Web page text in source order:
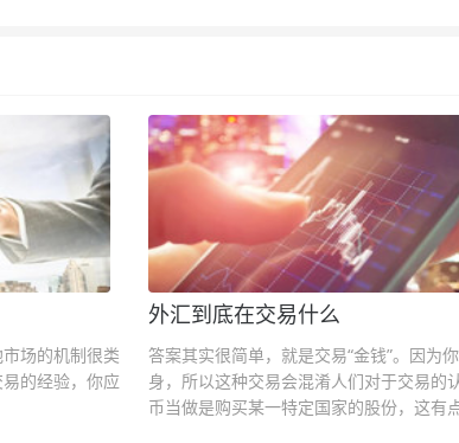
场的机制很类
的经验，你应
外汇到底在交易什么
答案其实很简单，就是交易“金钱”。因为
身，所以这种交易会混淆人们对于交易的
币当做是购买某一特定国家的股份，这有